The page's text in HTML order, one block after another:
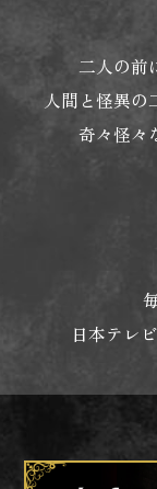
二人の前
人間と怪異の
奇々怪々
日本テレ